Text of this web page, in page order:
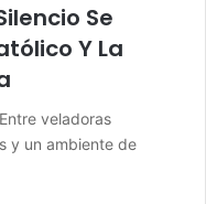
Se
Y La
veladoras
y un ambiente de